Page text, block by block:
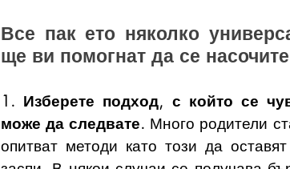
Все пак ето няколко
ще ви помогнат да се
1. Изберете подход, с който се
може да следвате. Много родители
опитват методи като този да